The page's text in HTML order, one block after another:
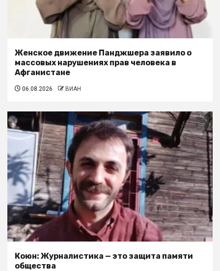
Женское движение Панджшера заявило о
массовых нарушениях прав человека в
Афганистане
06.08.2026 ВИАН
Коюн: Журналистика — это защита памяти
общества